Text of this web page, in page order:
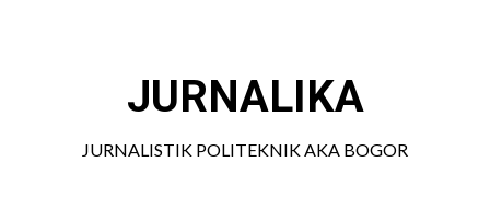
JURNALIKA
JURNALISTIK POLITEKNIK AKA BOGOR